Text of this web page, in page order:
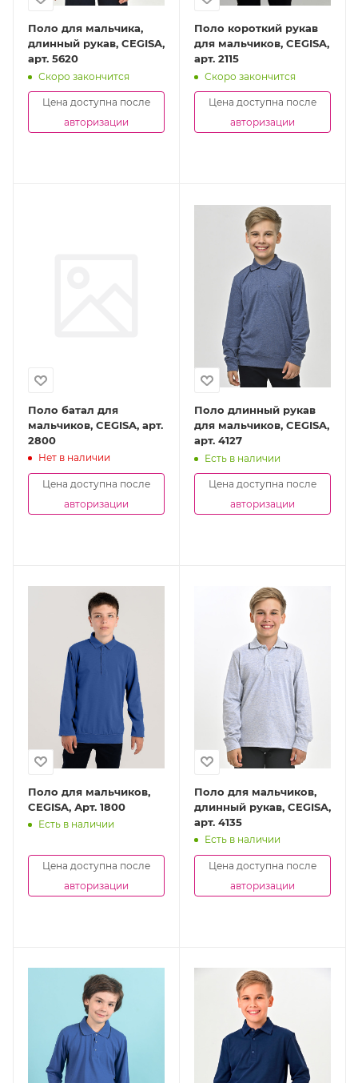
Поло для мальчика,
длинный рукав, CEGISA,
арт. 5620
Скоро закончится
Цена доступна после
авторизации
Поло короткий рукав
для мальчиков, CEGISA,
арт. 2115
Скоро закончится
Цена доступна после
авторизации
Поло батал для
мальчиков, CEGISA, арт.
2800
Нет в наличии
Цена доступна после
авторизации
Поло длинный рукав
для мальчиков, CEGISA,
арт. 4127
Есть в наличии
Цена доступна после
авторизации
Поло для мальчиков,
CEGISA, Арт. 1800
Есть в наличии
Цена доступна после
авторизации
Поло для мальчиков,
длинный рукав, CEGISA,
арт. 4135
Есть в наличии
Цена доступна после
авторизации